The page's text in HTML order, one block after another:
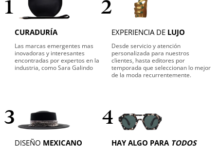
1
CURADURÍA
Las marcas emergentes mas
inovadoras y interesantes
encontradas por expertos en la
industria, como Sara Galindo
2
EXPERIENCIA DE LUJO
Desde servicio y atención
personalizada para nuestros
clientes, hasta editores por
temporada que seleccionan lo mejor
de la moda recurrentemente.
3
DISEÑO MEXICANO
4
HAY ALGO PARA TODOS